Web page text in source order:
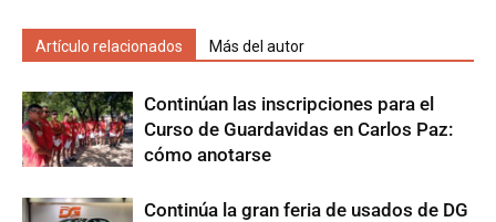
Artículo relacionados Más del autor
Continúan las inscripciones para el
Curso de Guardavidas en Carlos Paz:
cómo anotarse
Continúa la gran feria de usados de DG